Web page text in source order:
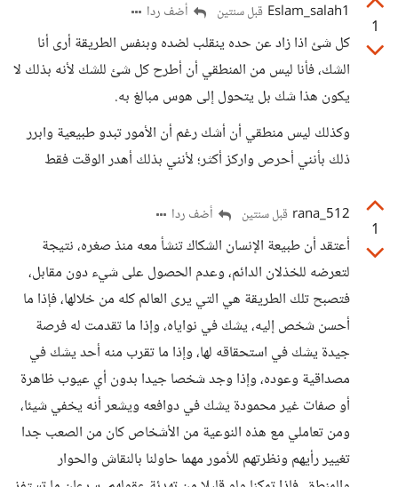
1
Eslam_salah1 قبل سنتين أضف ردا
كل شئ اذا زاد عن حده ينقلب لضده وبنفس الطريقة أرى أنا
الشك، فأنا ليس من المنطقي أن أطرح كل شئ للشك لأنه بذلك لا
يكون هذا شك بل يتحول إلى هوس مبالغ به.
وكذلك ليس منطقي أن أشك رغم أن الأمور تبدو طبيعية وابرر
ذلك بأنني أحرص واركز أكثر؛ لأنني بذلك أهدر الوقت فقط
1
rana_512 قبل سنتين أضف ردا
أعتقد أن طبيعة الإنسان الشكاك تنشأ معه منذ صغره، نتيجة
لتعرضه للخذلان الدائم، وعدم الحصول على شيء دون مقابل،
فتصبح تلك الطريقة هي التي يرى العالم كله من خلالها، فإذا ما
أحسن شخص إليه، يشك في نواياه، وإذا ما تقدمت له فرصة
جيدة يشك في استحقاقه لها، وإذا ما تقرب منه أحد يشك في
مصداقية وعوده، وإذا وجد شخصا جيدا بدون أي عيوب ظاهرة
أو صفات غير محمودة يشك في دوافعه ويشعر أنه يخفي شيئا،
ومن تعاملي مع هذه النوعية من الأشخاص كان من الصعب جدا
تغيير رأيهم ونظرتهم للأمور مهما حاولنا بالنقاش والحوار